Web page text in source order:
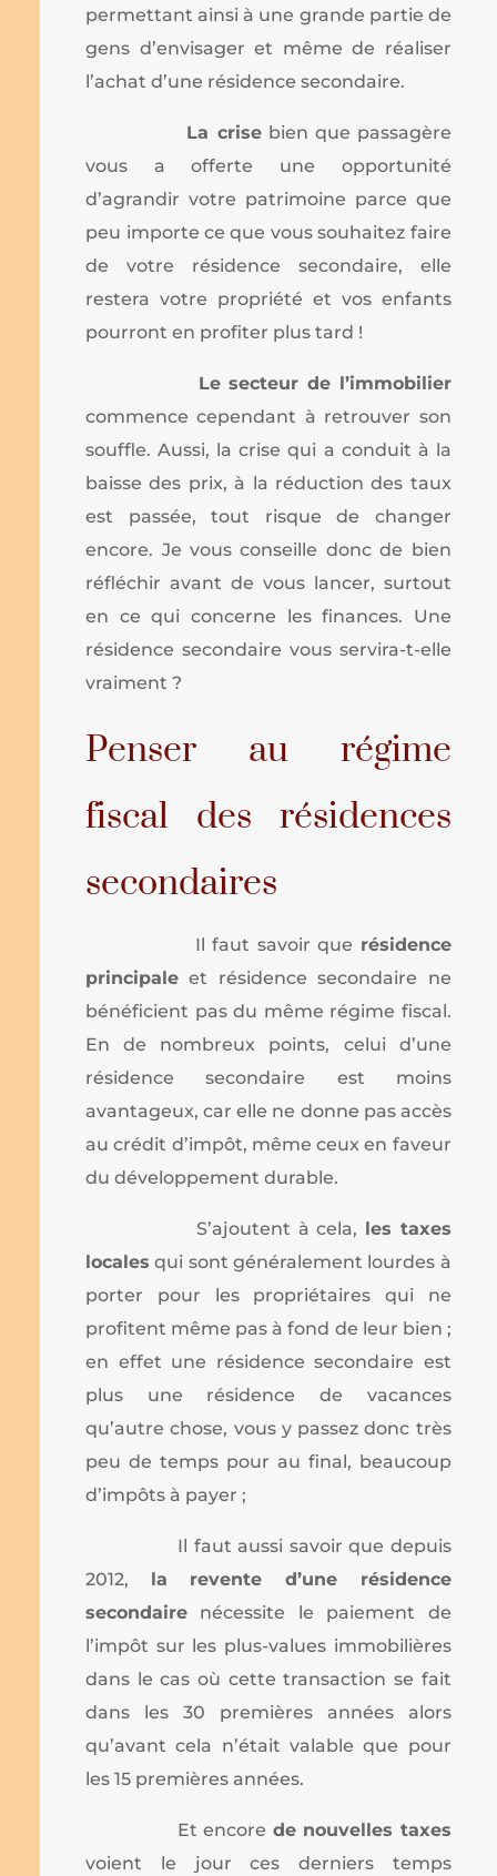
permettant ainsi à une grande partie de
gens d’envisager et même de réaliser
l’achat d’une résidence secondaire.
La crisebien que passagère
vous a offerte une opportunité
d’agrandir votre patrimoine parce que
peu importe ce que vous souhaitez faire
de votre résidence secondaire, elle
restera votre propriété et vos enfants
pourront en profiter plus tard !
Le secteur de l’immobilier
commence cependant à retrouver son
souffle. Aussi, la crise qui a conduit à la
baisse des prix, à la réduction des taux
est passée, tout risque de changer
encore. Je vous conseille donc de bien
réfléchir avant de vous lancer, surtout
en ce qui concerne les finances. Une
résidence secondaire vous servira-t-elle
vraiment ?
Penser au régime
fiscal des résidences
secondaires
Il faut savoir que résidence
principale et résidence secondaire ne
bénéficient pas du même régime fiscal.
En de nombreux points, celui d’une
résidence secondaire est moins
avantageux, car elle ne donne pas accès
au crédit d’impôt, même ceux en faveur
du développement durable.
S’ajoutent à cela,
les taxes
locales qui sont généralement lourdes à
porter pour les propriétaires qui ne
profitent même pas à fond de leur bien ;
en effet une résidence secondaire est
plus une résidence de vacances
qu’autre chose, vous y passez donc très
peu de temps pour au final, beaucoup
d’impôts à payer ;
Il faut aussi savoir que depuis
2012,
la revente d’une résidence
secondaire nécessite le paiement de
l’impôt sur les plus-values immobilières
dans le cas où cette transaction se fait
dans les 30 premières années alors
qu’avant cela n’était valable que pour
les 15 premières années.
Et encore de nouvelles taxes
voient le jour ces derniers temps